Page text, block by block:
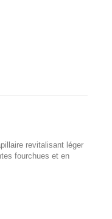
revitalisant léger
fourchues et en